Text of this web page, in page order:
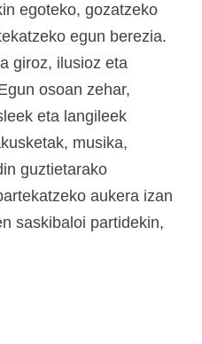
egoteko, gozatzeko
egun berezia.
giroz, ilusioz eta
osoan zehar,
eta langileek
musika,
guztietarako
aukera izan
saskibaloi partidekin,